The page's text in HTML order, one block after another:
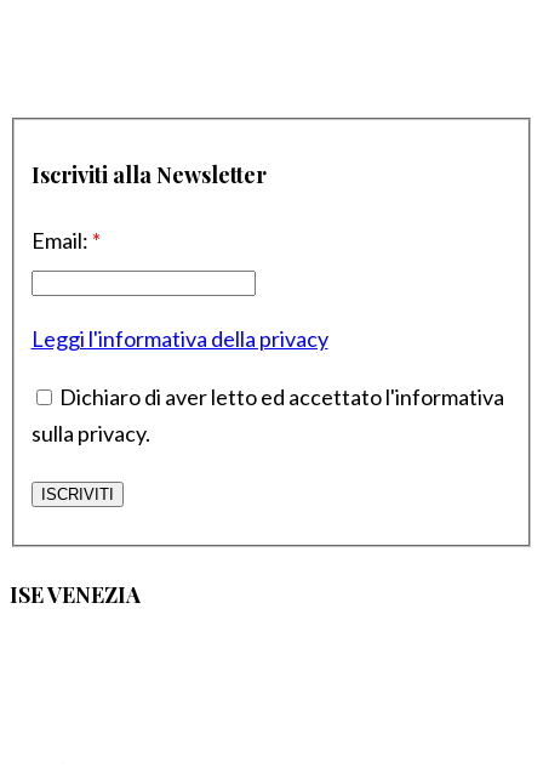
Iscriviti alla Newsletter
Email: *
Leggi l'informativa della privacy
Dichiaro di aver letto ed accettato l'informativa
sulla privacy.
ISE VENEZIA